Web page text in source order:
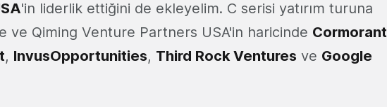
'in liderlik ettiğini de ekleyelim. C serisi yatırım turuna
ve Qiming Venture Partners USA'in haricinde Cormorant
, InvusOpportunities, Third Rock Ventures ve Google